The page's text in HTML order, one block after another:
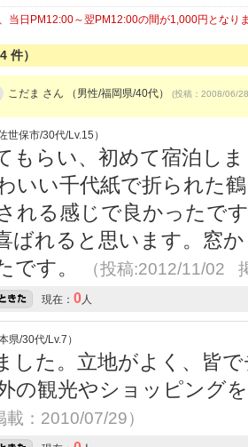
当日PM12:00～翌PM12:00の間が1,000円となり
4 件）
こだま さん （男性/福岡県/40代） (投稿：2008/06/
世保市/30代/Lv.15）
もらい、初めて宿泊し
いい千代紙で折られた
れる感じで良かったで
ばれると思います。窓
です。
（投稿:2012/11/02
現在： 0人
県/30代/Lv.7）
した。立地がよく、皆
の観光やショッピング
：2010/07/29）